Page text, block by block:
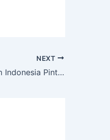
NEXT
Informasi Program Indonesia Pintar